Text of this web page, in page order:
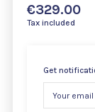
€329.00
Tax included
Get